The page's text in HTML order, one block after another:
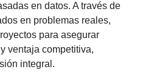
en datos. A través de
en problemas reales,
para asegurar
ventaja competitiva,
integral.